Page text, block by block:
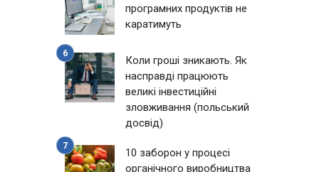
програмних продуктів не
каратимуть
Коли гроші зникають. Як
насправді працюють
великі інвестиційні
зловживання (польський
досвід)
10 заборон у процесі
органічного виробництва